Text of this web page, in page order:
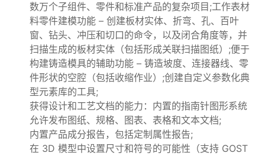
数万个子组件、零件和标准产品的复杂项目;工作表材
料零件建模功能 – 创建板材实体、折弯、孔、百叶
窗、钻头、冲压和切口的命令，以及闭合角度等，并
扫描生成的板材实体（包括形成关联扫描图纸）;便于
构建铸造模具的辅助功能 – 铸造坡度、连接器线、零
件形状的空腔（包括收缩作业）;创建自定义参数化典
型元素库的工具;
获得设计和工艺文档的能力：内置的指南针图形系统
允许发布图纸、规格、图表、表格和文本文档;
内置产品成分报告，包括定制属性报告;
在 3D 模型中设置尺寸和符号的可能性（支持 GOST